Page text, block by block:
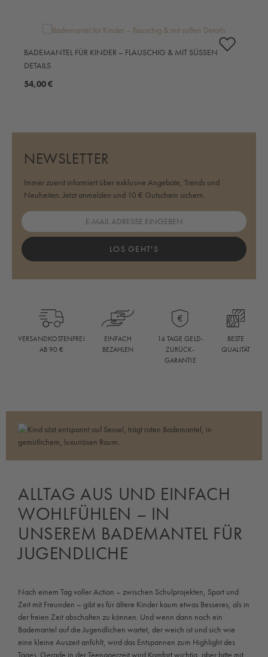
BADEMANTEL FÜR KINDER – FLAUSCHIG & MIT SÜSSEN D
ETAILS
54,00 €
NEWSLETTER
Immer zuerst informiert über exklusive Angebote, Trends und
Neuheiten. Jetzt anmelden und 10 € Gutschein sichern.
LOS GEHT'S
VERSANDKOSTENFREI
AB 90 €
EINFACH
BEZAHLEN
14 TAGE GELD-
ZURÜCK-
GARANTIE
BESTE
QUALITÄT
ALLTAG AUS UND EINFACH
WOHLFÜHLEN – IN
UNSEREM BADEMANTEL FÜR
JUGENDLICHE
Nach einem Tag voller Action – zwischen Schulprojekten, Sport und
Zeit mit Freunden – gibt es für ältere Kinder kaum etwas Besseres, als in
der freien Zeit abschalten zu können. Und wenn dann noch ein
Bademantel auf die Jugendlichen wartet, der weich ist und sich wie
eine kleine Auszeit anfühlt, wird das Entspannen zum Highlight des
Tages. Gerade in der Teenagerzeit wird Komfort wichtig, aber bitte mit